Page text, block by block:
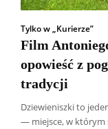
Tylko w „Kurierze”
Film
opowieść z
tradycji
Dziewieniszki to
— miejsce, w którym